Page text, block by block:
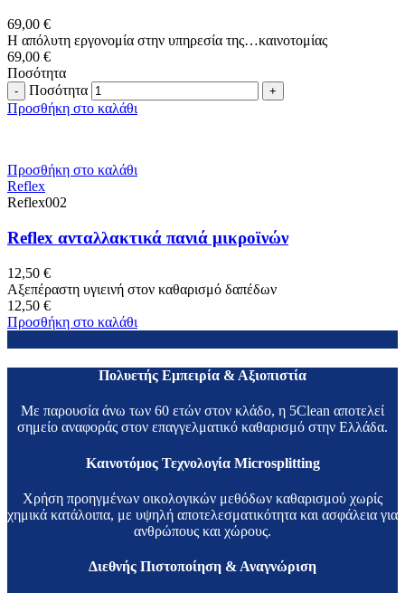
69,00 €
Η απόλυτη εργονομία στην υπηρεσία της…καινοτομίας
69,00 €
Ποσότητα
Ποσότητα
Προσθήκη στο καλάθι
Προσθήκη στο καλάθι
Reflex
Reflex002
Reflex ανταλλακτικά πανιά μικροϊνών
12,50 €
Αξεπέραστη υγιεινή στον καθαρισμό δαπέδων
12,50 €
Προσθήκη στο καλάθι
Πολυετής Εμπειρία & Αξιοπιστία
Με παρουσία άνω των 60 ετών στον κλάδο, η 5Clean αποτελεί
σημείο αναφοράς στον επαγγελματικό καθαρισμό στην Ελλάδα.
Καινοτόμος Τεχνολογία Microsplitting
Χρήση προηγμένων οικολογικών μεθόδων καθαρισμού χωρίς
χημικά κατάλοιπα, με υψηλή αποτελεσματικότητα και ασφάλεια για
ανθρώπους και χώρους.
Διεθνής Πιστοποίηση & Αναγνώριση